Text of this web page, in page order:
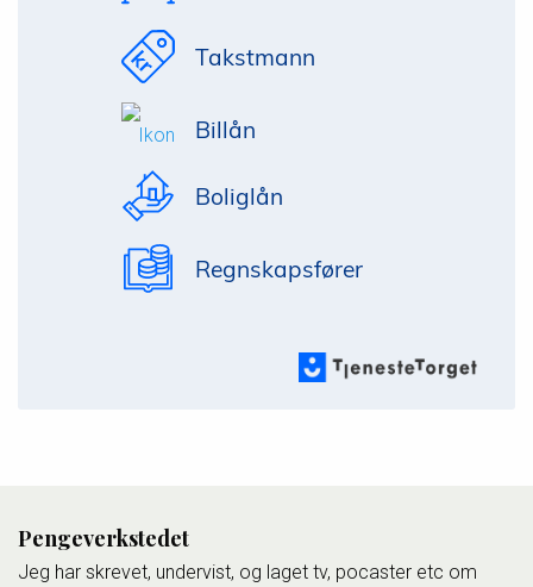
Takstmann
Billån
Boliglån
Regnskapsfører
Pengeverkstedet
Jeg har skrevet, undervist, og laget tv, pocaster etc om